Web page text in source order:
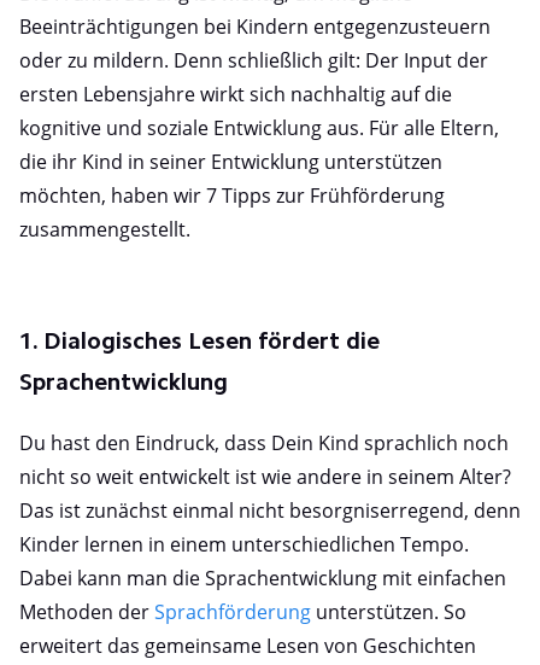
Beeinträchtigungen bei Kindern entgegenzusteuern
oder zu mildern. Denn schließlich gilt: Der Input der
ersten Lebensjahre wirkt sich nachhaltig auf die
kognitive und soziale Entwicklung aus. Für alle Eltern,
die ihr Kind in seiner Entwicklung unterstützen
möchten, haben wir 7 Tipps zur Frühförderung
zusammengestellt.
1. Dialogisches Lesen fördert die
Sprachentwicklung
Du hast den Eindruck, dass Dein Kind sprachlich noch
nicht so weit entwickelt ist wie andere in seinem Alter?
Das ist zunächst einmal nicht besorgniserregend, denn
Kinder lernen in einem unterschiedlichen Tempo.
Dabei kann man die Sprachentwicklung mit einfachen
Methoden derSprachförderung unterstützen. So
erweitert das gemeinsame Lesen von Geschichten